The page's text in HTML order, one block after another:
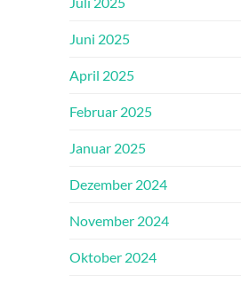
Juni 2025
April 2025
Februar 2025
Januar 2025
Dezember 2024
November 2024
Oktober 2024